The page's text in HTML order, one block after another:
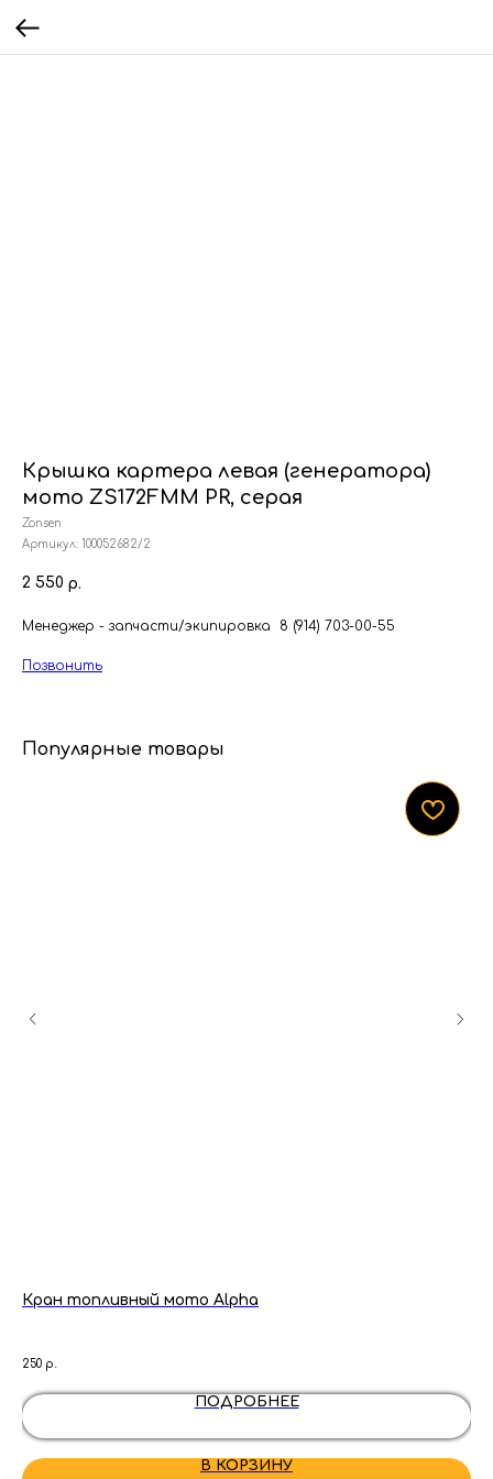
Крышка картера левая (генератора)
мото ZS172FMM PR, серая
Zonsen
Артикул: 100052682/2
2 550 р.
Менеджер - запчасти/экипировка 8 (914) 703-00-55
Позвонить
Популярные товары
Кран топливный мото Alpha
250 р.
ПОДРОБНЕЕ
В КОРЗИНУ